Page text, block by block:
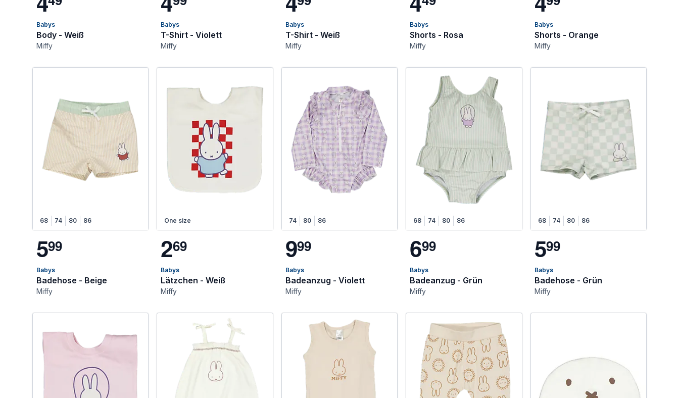
Babys
Body - Weiß
Miffy
Babys
T-Shirt - Violett
Miffy
Babys
T-Shirt - Weiß
Miffy
Babys
Shorts - Rosa
Miffy
Babys
Shorts - Orange
Miffy
68 74 80 86
599
Babys
Badehose - Beige
Miffy
One size
269
Babys
Lätzchen - Weiß
Miffy
74 80 86
999
Babys
Badeanzug - Violett
Miffy
68 74 80 86
699
Babys
Badeanzug - Grün
Miffy
68 74 80 86
599
Babys
Badehose - Grün
Miffy